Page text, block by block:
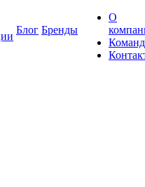
Блог Бренды
О